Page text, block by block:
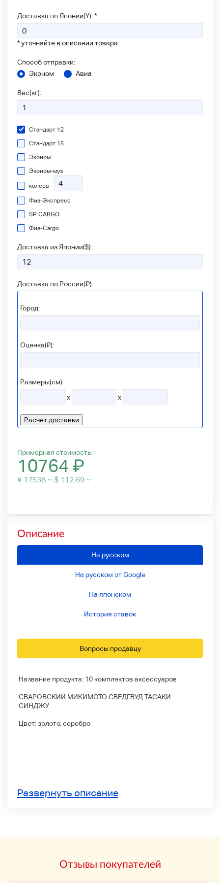
Доставка по Японии(¥): *
* уточняйте в описании товара
Способ отправки:
Эконом
Авиа
Вес(кг):
Стандарт 12
Стандарт 15
Эконом
Эконом-муз
колеса
Физ-Экспресс
SP CARGO
Физ-Сargo
Доставка из Японии($):
Доставка по России(₽):
Город:
Оценка(₽):
Размеры(см):
x
x
Расчет доставки
Примерная стоимость:
10764 ₽
¥ 17538 ~ $ 112.69 ~
Описание
На русском
На русском от Google
На японском
История ставок
Вопросы продавцу
Название продукта: 10 комплектов аксессуаров
СВАРОВСКИЙ МИКИМОТО СВЕДГВУД ТАСАКИ
СИНДЖУ
Цвет: золото, серебро
Статус продукта
Развернуть описание
Отзывы покупателей